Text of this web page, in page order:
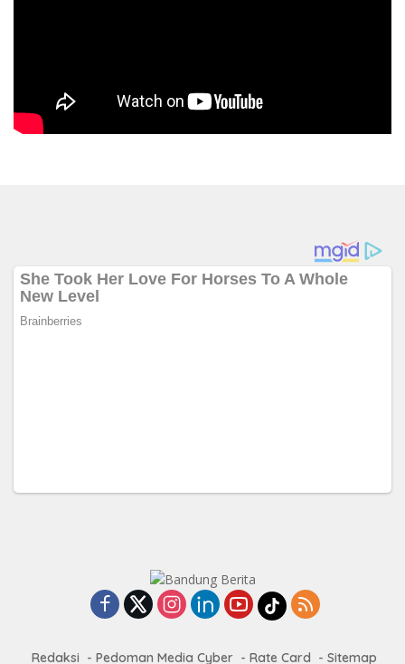
Redaksi Pedoman Media Cyber Rate Card Sitemap